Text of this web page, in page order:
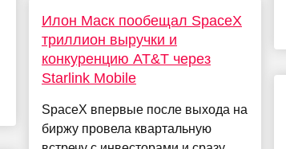
Илон Маск пообещал SpaceX
триллион выручки и
конкуренцию AT&T через
Starlink Mobile
SpaceX впервые после выхода на
биржу провела квартальную